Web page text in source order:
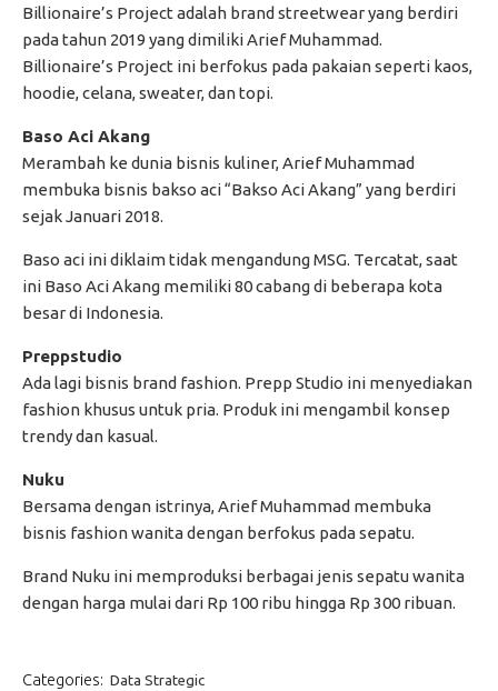
Billionaire’s Project adalah brand streetwear yang berdiri
pada tahun 2019 yang dimiliki Arief Muhammad.
Billionaire’s Project ini berfokus pada pakaian seperti kaos,
hoodie, celana, sweater, dan topi.
Baso Aci Akang
Merambah ke dunia bisnis kuliner, Arief Muhammad
membuka bisnis bakso aci “Bakso Aci Akang” yang berdiri
sejak Januari 2018.
Baso aci ini diklaim tidak mengandung MSG. Tercatat, saat
ini Baso Aci Akang memiliki 80 cabang di beberapa kota
besar di Indonesia.
Preppstudio
Ada lagi bisnis brand fashion. Prepp Studio ini menyediakan
fashion khusus untuk pria. Produk ini mengambil konsep
trendy dan kasual.
Nuku
Bersama dengan istrinya, Arief Muhammad membuka
bisnis fashion wanita dengan berfokus pada sepatu.
Brand Nuku ini memproduksi berbagai jenis sepatu wanita
dengan harga mulai dari Rp 100 ribu hingga Rp 300 ribuan.
Categories: Data Strategic